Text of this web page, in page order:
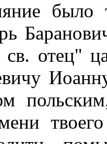
отец"